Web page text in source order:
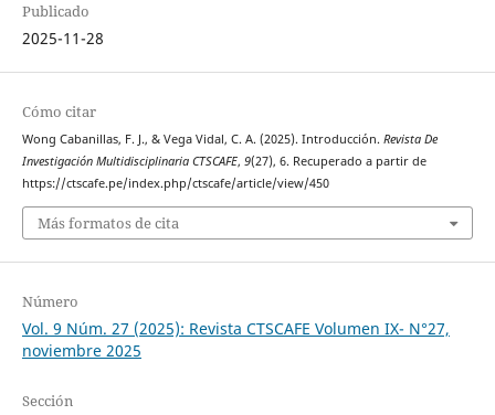
Publicado
2025-11-28
Cómo citar
Wong Cabanillas, F. J., & Vega Vidal, C. A. (2025). Introducción. Revista De
Investigación Multidisciplinaria CTSCAFE, 9(27), 6. Recuperado a partir de
https://ctscafe.pe/index.php/ctscafe/article/view/450
Más formatos de cita
Número
Vol. 9 Núm. 27 (2025): Revista CTSCAFE Volumen IX- N°27,
noviembre 2025
Sección